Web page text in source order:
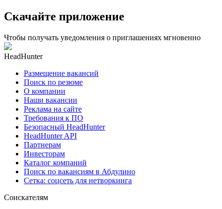
Скачайте приложение
Чтобы получать уведомления о приглашениях мгновенно
HeadHunter
Размещение вакансий
Поиск по резюме
О компании
Наши вакансии
Реклама на сайте
Требования к ПО
Безопасный HeadHunter
HeadHunter API
Партнерам
Инвесторам
Каталог компаний
Поиск по вакансиям в Абдулино
Сетка: соцсеть для нетворкинга
Соискателям